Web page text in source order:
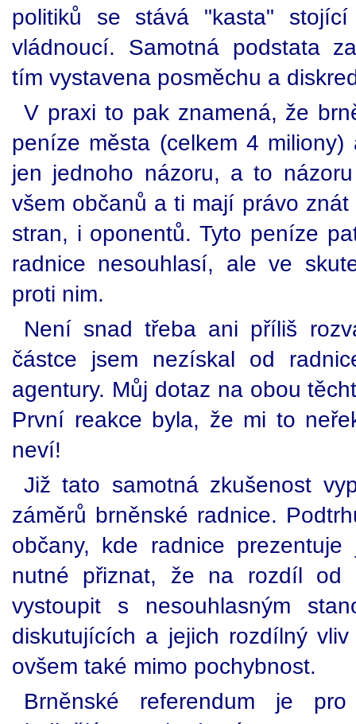
politiků se stává "kasta"
vládnoucí. Samotná podstata
tím vystavena posměchu a
V praxi to pak znamená, že
peníze města (celkem 4
jen jednoho názoru, a to
všem občanů a ti mají právo
stran, i oponentů. Tyto peníze
radnice nesouhlasí, ale ve
proti nim.
Není snad třeba ani příliš
částce jsem nezískal od
agentury. Můj dotaz na obou
První reakce byla, že mi to
neví!
Již tato samotná zkušenost
záměrů brněnské radnice.
občany, kde radnice
nutné přiznat, že na rozdíl od
vystoupit s nesouhlasným
diskutujících a jejich rozdílný
ovšem také mimo pochybnost.
Brněnské referendum je